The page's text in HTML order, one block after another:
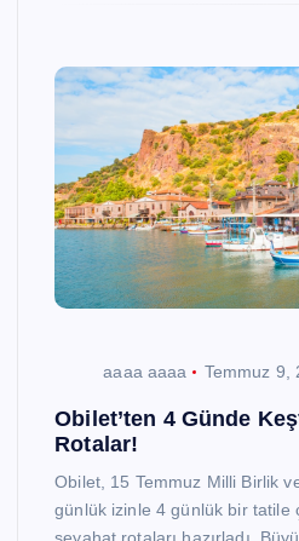
aaaa aaaa Temmuz 9,
Obilet’ten 4 Günde
Rotalar!
Obilet, 15 Temmuz Milli Birlik
günlük izinle 4 günlük bir tatile